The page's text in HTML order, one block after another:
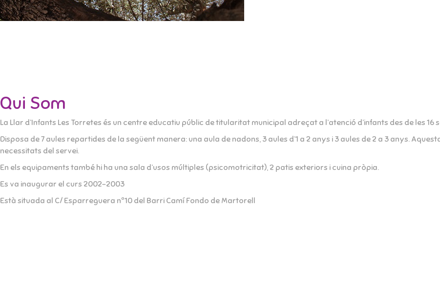
Qui Som
La Llar d’Infants Les Torretes és un centre educatiu públic de titularitat municipal adreçat a l’atenció d’infants des de les
Disposa de 7 aules repartides de la següent manera: una aula de nadons, 3 aules d’1 a 2 anys i 3 aules de 2 a 3 anys.
necessitats del servei.
En els equipaments també hi ha una sala d’usos múltiples (psicomotricitat), 2 patis exteriors i cuina pròpia.
Es va inaugurar el curs 2002-2003
Està situada al C/ Esparreguera nº10 del Barri Camí Fondo de Martorell